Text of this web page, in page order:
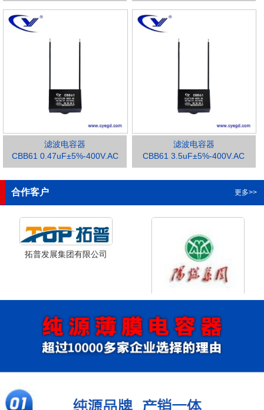
滤波电容器
CBB61 0.47uF±5%-400V.AC
滤波电容器
CBB61 3.5uF±5%-400V.AC
合作客户 更多>>
拓普发展集团有限公司
山西省阳泉市阳泉煤业集团